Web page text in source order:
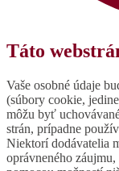
Táto
Vaše osobné údaje
(súbory cookie,
môžu byť
strán, prípadne
Niektorí dodávatelia
oprávneného